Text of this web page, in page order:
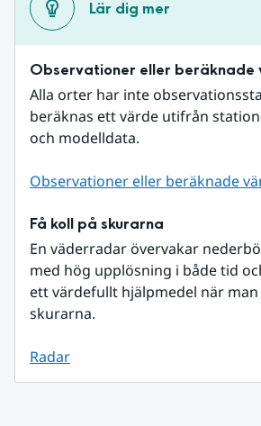
Lär dig mer
Observationer eller beräknade
Alla orter har inte
beräknas ett värde utifrån
och modelldata.
Observationer eller beräknade
Få koll på skurarna
En väderradar övervakar
med hög upplösning i både tid
ett värdefullt hjälpmedel när man
skurarna.
Radar